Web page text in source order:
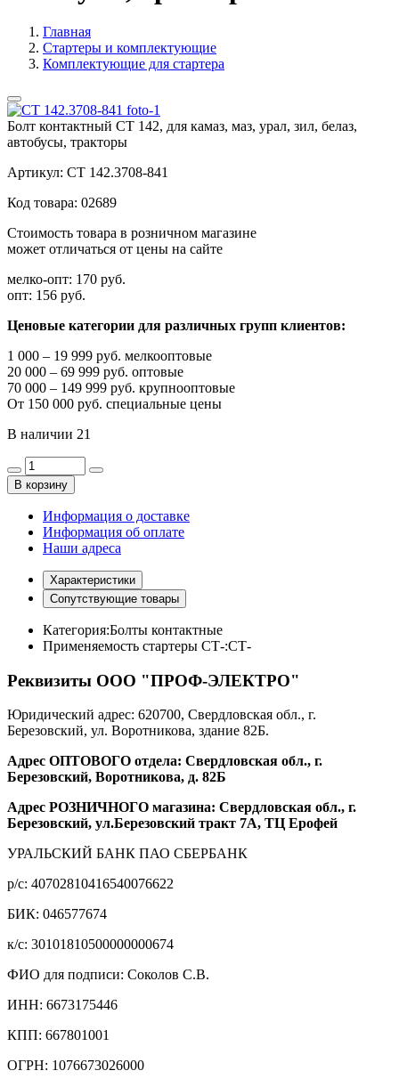
Главная
Стартеры и комплектующие
Комплектующие для стартера
Болт контактный СТ 142, для камаз, маз, урал, зил, белаз,
автобусы, тракторы
Артикул: СТ 142.3708-841
Код товара: 02689
Стоимость товара в розничном магазине
может отличаться от цены на сайте
мелко-опт: 170 руб.
опт: 156 руб.
Ценовые категории для различных групп клиентов:
1 000 – 19 999 руб. мелкооптовые
20 000 – 69 999 руб. оптовые
70 000 – 149 999 руб. крупнооптовые
От 150 000 руб. специальные цены
В наличии 21
В корзину
Информация о доставке
Информация об оплате
Наши адреса
Характеристики
Сопутствующие товары
Категория:Болты контактные
Применяемость стартеры СТ-:СТ-
Реквизиты ООО "ПРОФ-ЭЛЕКТРО"
Юридический адрес: 620700, Свердловская обл., г.
Березовский, ул. Воротникова, здание 82Б.
Адрес ОПТОВОГО отдела: Свердловская обл., г.
Березовский, Воротникова, д. 82Б
Адрес РОЗНИЧНОГО магазина: Свердловская обл., г.
Березовский, ул.Березовский тракт 7А, ТЦ Ерофей
УРАЛЬСКИЙ БАНК ПАО СБЕРБАНК
р/c: 40702810416540076622
БИК: 046577674
к/c: 30101810500000000674
ФИО для подписи: Соколов С.В.
ИНН: 6673175446
КПП: 667801001
ОГРН: 1076673026000